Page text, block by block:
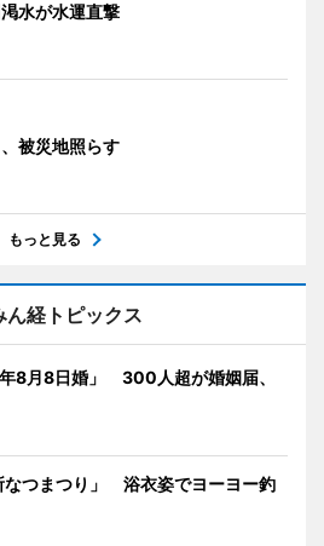
水が水運直撃
被災地照らす
もっと見る
ん経トピックス
8月8日婚」 300人超が婚姻届、
なつまつり」 浴衣姿でヨーヨー釣